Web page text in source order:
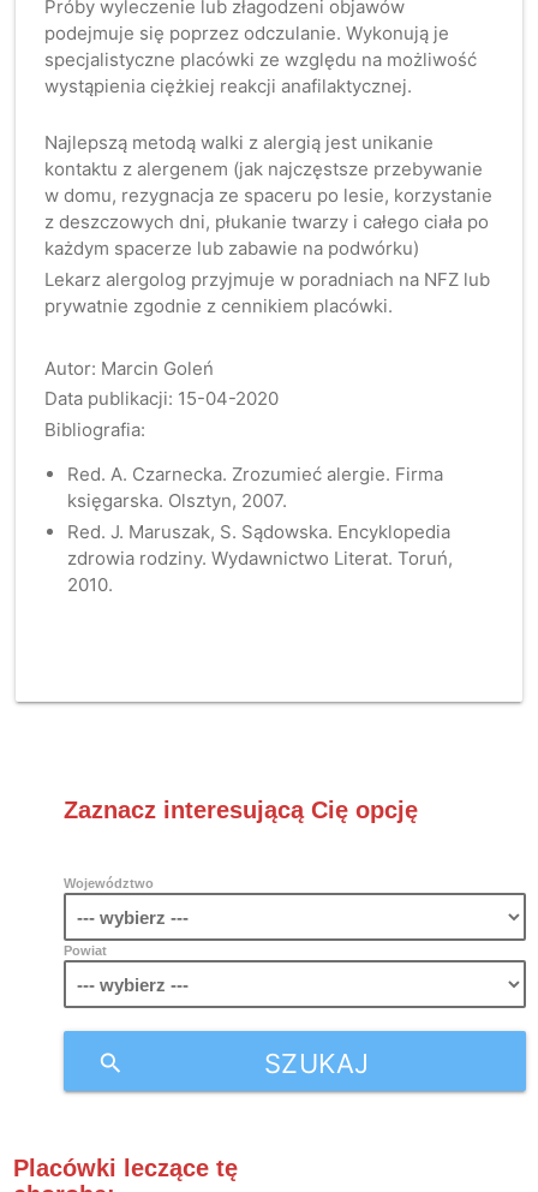
Próby wyleczenie lub złagodzeni objawów
podejmuje się poprzez odczulanie. Wykonują je
specjalistyczne placówki ze względu na możliwość
wystąpienia ciężkiej reakcji anafilaktycznej.
Najlepszą metodą walki z alergią jest unikanie
kontaktu z alergenem (jak najczęstsze przebywanie
w domu, rezygnacja ze spaceru po lesie, korzystanie
z deszczowych dni, płukanie twarzy i całego ciała po
każdym spacerze lub zabawie na podwórku)
Lekarz alergolog przyjmuje w poradniach na NFZ lub
prywatnie zgodnie z cennikiem placówki.
Autor: Marcin Goleń
Data publikacji: 15-04-2020
Bibliografia:
Red. A. Czarnecka. Zrozumieć alergie. Firma
księgarska. Olsztyn, 2007.
Red. J. Maruszak, S. Sądowska. Encyklopedia
zdrowia rodziny. Wydawnictwo Literat. Toruń,
2010.
Zaznacz interesującą Cię opcję
Województwo
Powiat
SZUKAJ
search
Placówki leczące tę